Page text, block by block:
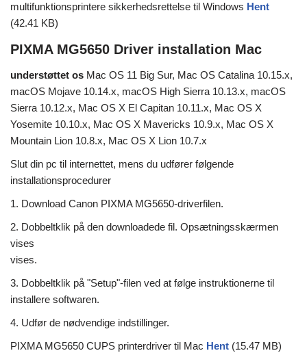
multifunktionsprintere sikkerhedsrettelse til Windows Hent
(42.41 KB)
PIXMA MG5650 Driver installation Mac
understøttet os Mac OS 11 Big Sur, Mac OS Catalina 10.15.x,
macOS Mojave 10.14.x, macOS High Sierra 10.13.x, macOS
Sierra 10.12.x, Mac OS X El Capitan 10.11.x, Mac OS X
Yosemite 10.10.x, Mac OS X Mavericks 10.9.x, Mac OS X
Mountain Lion 10.8.x, Mac OS X Lion 10.7.x
Slut din pc til internettet, mens du udfører følgende
installationsprocedurer
1. Download Canon PIXMA MG5650-driverfilen.
2. Dobbeltklik på den downloadede fil. Opsætningsskærmen
vises
vises.
3. Dobbeltklik på "Setup"-filen ved at følge instruktionerne til
installere softwaren.
4. Udfør de nødvendige indstillinger.
PIXMA MG5650 CUPS printerdriver til Mac Hent (15.47 MB)